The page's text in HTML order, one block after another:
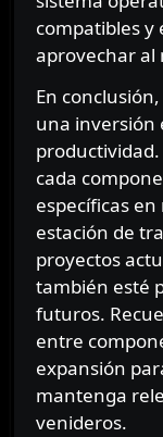
compatibles y
aprovechar al
En conclusión,
una inversión
cada
específicas
estación de
proyectos
también esté
futuros.
entre
expansión
mantenga
venideros.